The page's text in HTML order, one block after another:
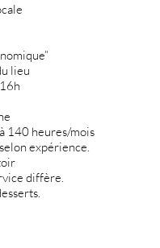
lieu
140 heures/mois
expérience.
diffère.